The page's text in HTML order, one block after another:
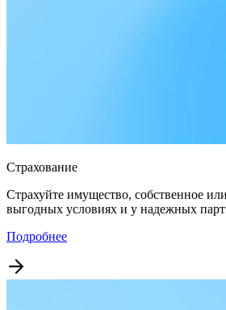
Страхование
Страхуйте имущество, собственное
выгодных условиях и у надежных
Подробнее